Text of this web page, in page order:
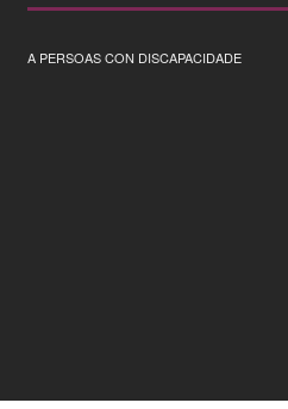
A PERSOAS CON DISCAPACIDADE